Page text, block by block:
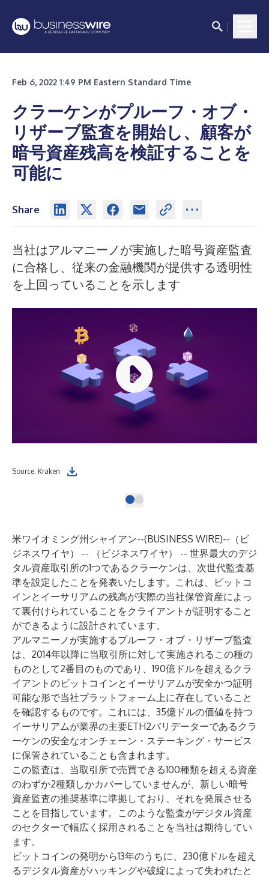
Feb 6, 2022 1:49 PM Eastern Standard Time
クラーケンがプルーフ・オブ・
リザーブ監査を開始し、顧客が
暗号資産残高を検証することを
可能に
Share
当社はアルマニーノが実施した暗号資産監査
に合格し、従来の金融機関が提供する透明性
を上回っていることを示します
Source: Kraken
米ワイオミング州シャイアン--(BUSINESS WIRE)-- （ビ
ジネスワイヤ） -- （ビジネスワイヤ） -- 世界最大のデジ
タル資産取引所の1つであるクラーケンは、次世代監査基
準を設定したことを発表いたします。これは、ビットコ
インとイーサリアムの残高が実際の当社保管資産によっ
て裏付けられていることをクライアントが証明すること
ができるように設計されています。
アルマニーノが実施するプルーフ・オブ・リザーブ監査
は、2014年以降に当取引所に対して実施されるこの種の
ものとして2番目のものであり、190億ドルを超えるクラ
イアントのビットコインとイーサリアムが安全かつ証明
可能な形で当社プラットフォーム上に存在していること
を確認するものです。これには、35億ドルの価値を持つ
イーサリアムが業界の主要ETH2バリデーターであるクラ
ーケンの安全なオンチェーン・ステーキング・サービス
に保管されていることも含まれます。
この監査は、当取引所で売買できる100種類を超える資産
のわずか2種類しかカバーしていませんが、新しい暗号
資産監査の推奨基準に準拠しており、それを発展させる
ことを目指しています。このような監査がデジタル資産
のセクターで幅広く採用されることを当社は期待してい
ます。
ビットコインの発明から13年のうちに、230億ドルを超え
るデジタル資産がハッキングや破綻によって失われたと